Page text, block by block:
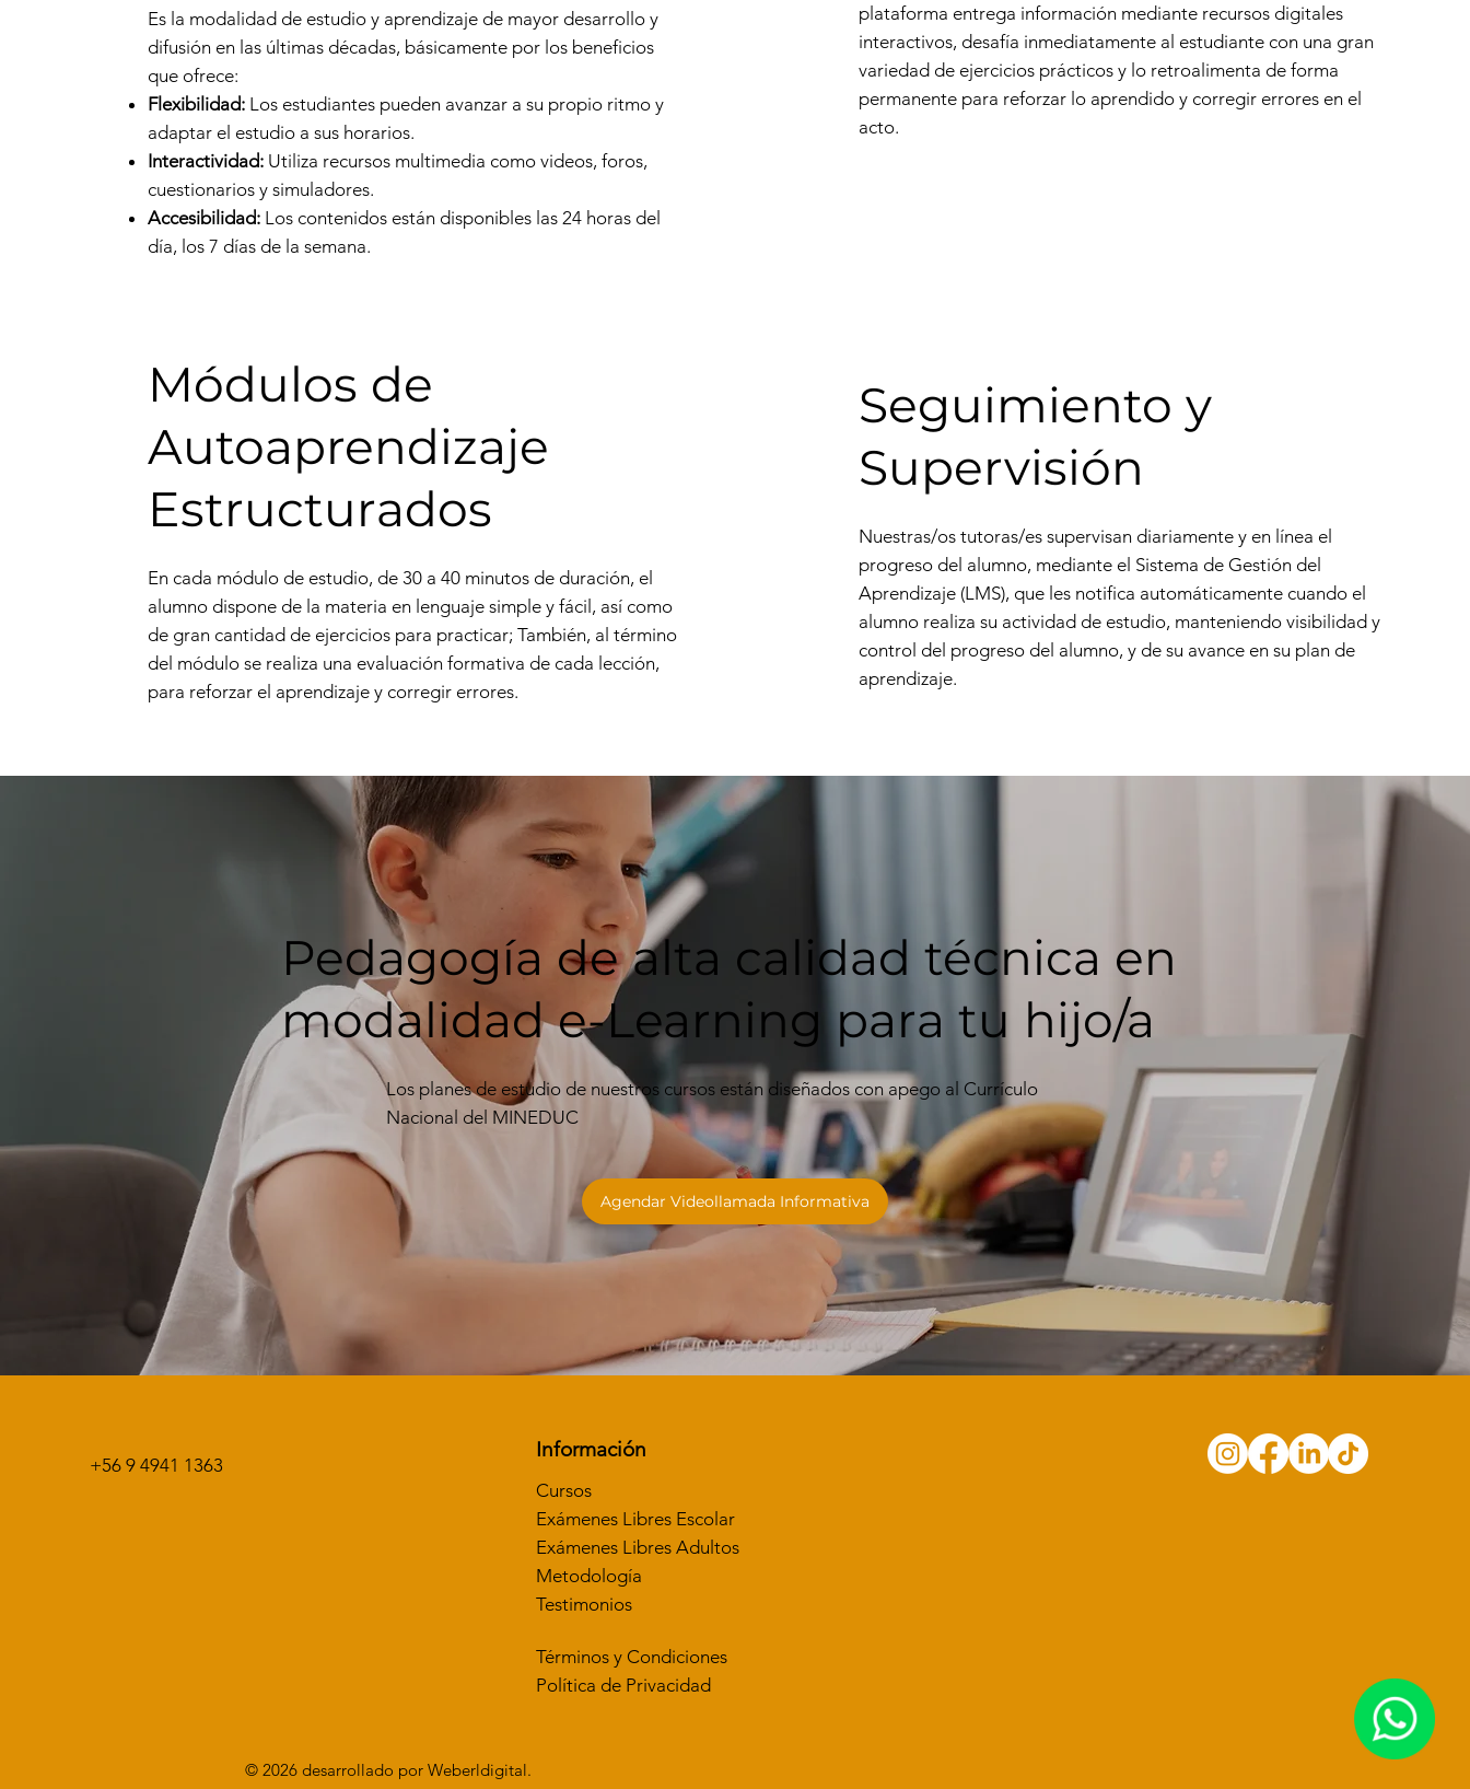
Es la modalidad de estudio y aprendizaje de mayor desarrollo y
difusión en las últimas décadas, básicamente por los beneficios
que ofrece:
Flexibilidad:Los estudiantes pueden avanzar a su propio ritmo y
adaptar el estudio a sus horarios.
Interactividad:Utiliza recursos multimedia como videos, foros,
cuestionarios y simuladores.
Accesibilidad:Los contenidos están disponibles las 24 horas del
día, los 7 días de la semana.
plataforma entrega información mediante recursos digitales
interactivos, desafía inmediatamente al estudiante con una gran
variedad de ejercicios prácticos y lo retroalimenta de forma
permanente para reforzar lo aprendido y corregir errores en el
acto.
Módulos de
Autoaprendizaje
Estructurados
En cada módulo de estudio, de 30 a 40 minutos de duración, el
alumno dispone de la materia en lenguaje simple y fácil, así como
de gran cantidad de ejercicios para practicar; También, al término
del módulo se realiza una evaluación formativa de cada lección,
para reforzar el aprendizaje y corregir errores.
Seguimiento y
Supervisión
Nuestras/os tutoras/es supervisan diariamente y en línea el
progreso del alumno, mediante el Sistema de Gestión del
Aprendizaje (LMS), que les notifica automáticamente cuando el
alumno realiza su actividad de estudio, manteniendo visibilidad y
control del progreso del alumno, y de su avance en su plan de
aprendizaje.
Pedagogía de alta calidad técnica en
modalidad e-Learning para tu hijo/a
Los planes de estudio de nuestros cursos están diseñados con apego al Currículo
Nacional del MINEDUC
Agendar Videollamada Informativa
+56 9 4941 1363
Información
Cursos
Exámenes Libres Escolar
Exámenes Libres Adultos
Metodología
Testimonios
Términos y Condiciones
Política de Privacidad
© 2026 desarrollado por Weberldigital.